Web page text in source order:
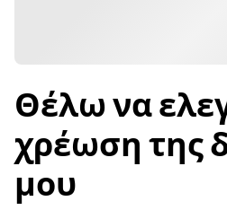
Θέλω να
χρέωση της
μου